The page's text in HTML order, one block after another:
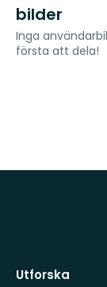
bilder
Inga
första att dela!
Utforska